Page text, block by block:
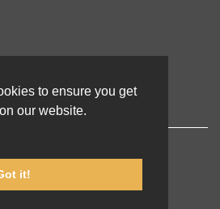
to ensure you get
our website.
it!
lernu.net |Impressum